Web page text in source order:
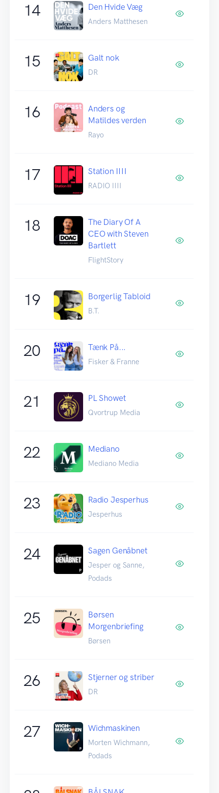
14 Den Hvide Væg
Anders Matthesen
15 Galt nok
DR
16
Anders og
Matildes verden
Rayo
17 Station IIII
RADIO IIII
18
The Diary Of A
CEO with Steven
Bartlett
FlightStory
19 Borgerlig Tabloid
B.T.
20 Tænk På...
Fisker & Franne
21 PL Showet
Qvortrup Media
22 Mediano
Mediano Media
23 Radio Jesperhus
Jesperhus
24 Sagen Genåbnet
Jesper og Sanne,
Podads
25
Børsen
Morgenbriefing
Børsen
26 Stjerner og striber
DR
27 Wichmaskinen
Morten Wichmann,
Podads